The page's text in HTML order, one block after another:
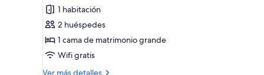
cama
de
matrimonio
grande,
vistas
1 habitación
2 huéspedes
1 cama de matrimonio grande
Wifi gratis
Ver más detalles
Más